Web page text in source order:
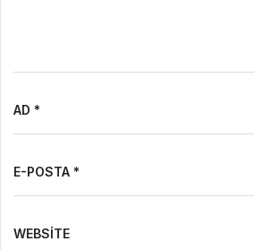
AD *
E-POSTA *
WEBSITE